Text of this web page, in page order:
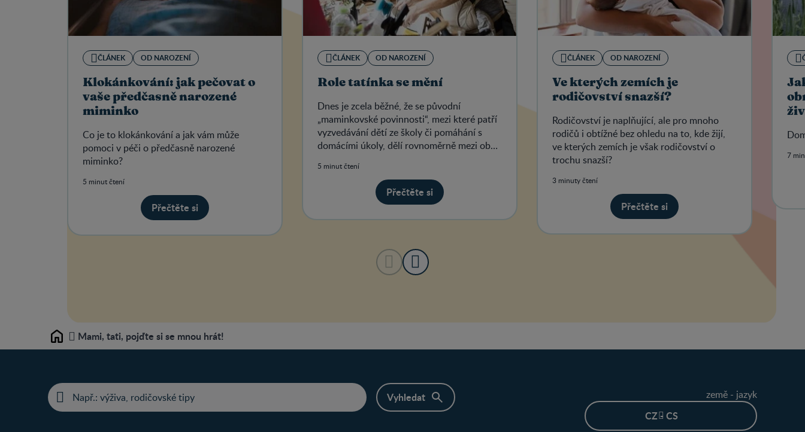
ČLÁNEK OD NAROZENÍ
Klokánkování: jak pečovat o
vaše předčasně narozené
miminko
Co je to klokánkování a jak vám může
pomoci v péči o předčasně narozené
miminko?
5 minut čtení
Přečtěte si
ČLÁNEK OD NAROZENÍ
Role tatínka se mění
Dnes je zcela běžné, že se původní
„maminkovské povinnosti“, mezi které patří
vyzvedávání dětí ze školy či pomáhání s
domácími úkoly, dělí rovnoměrně mezi oba
5 minut čtení
Přečtěte si
ČLÁNEK OD NAROZENÍ
Ve kterých zemích je
rodičovství snazší?
Rodičovství je naplňující, ale pro mnoho
rodičů i obtížné bez ohledu na to, kde žijí,
ve kterých zemích je však rodičovství o
trochu snazší?
3 minuty čtení
Přečtěte si
7
Home Mami, tati, pojďte si se mnou hrát!
země - jazyk
CZ - CS